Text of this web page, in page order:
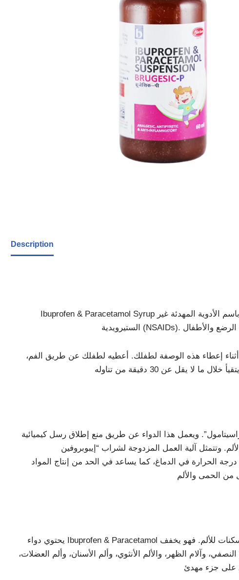
Description
Ibuprofen & Paracetamol Syrup شراب هو مزيج من عقارين، بروفيسورين وباراماريبو. كلاهما ينتمي إلى فئة من الأدوية المعروفة باسم الأدوية المهدئة غير
أثناء إعطاء هذه الوصفة لطفلك. أعطيه لطفلك عن طريق الفم،
ويعمل هذا الدواء عن طريق منع إطلاق رسل كيميائية
وتتمثل آلية العمل المزدوجة لشراب “إيبوبروفين
الحرارة في الدماغ، كما يساعد في الحد من إنتاج المواد
يحتوي دواء Ibuprofen & Paracetamol للتخفيف من الانزعاج على عقارين: الباراسيتامول والإيبوبروفين، وكلاهما يستخدم بشكل عام كمسكنات للألم. فهو يخفف
وآلام الظهر، والألم الأنثوي، وألم الأسنان، وألم العضلات،